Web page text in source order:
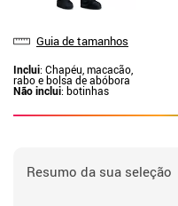
Guia de tamanhos
Inclui: Chapéu, macacão,
rabo e bolsa de abóbora
Não inclui: botinhas
Resumo da sua seleção